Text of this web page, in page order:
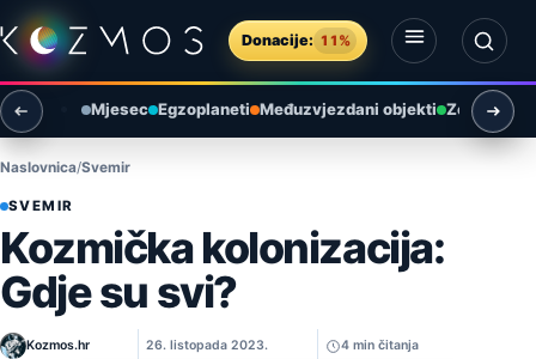
Preskoči na sadržaj
Donacije: 11%
Otvori izbornik
Otvori pretragu
Mjesec Egzoplaneti Međuzvjezdani objekti Zemlja i
Naslovnica Svemir
SVEMIR
Kozmička kolonizacija:
Gdje su svi?
Kozmos.hr 26. listopada 2023. 4 min čitanja